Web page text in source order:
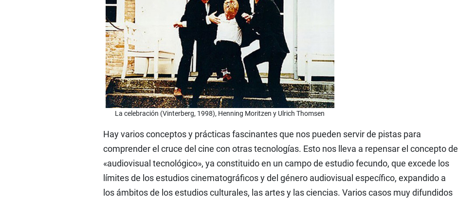
La celebración (Vinterberg, 1998), Henning Moritzen y Ulrich Thomsen
Hay varios conceptos y prácticas fascinantes que nos pueden servir de pistas para
comprender el cruce del cine con otras tecnologías. Esto nos lleva a repensar el concepto de
«audiovisual tecnológico», ya constituido en un campo de estudio fecundo, que excede los
límites de los estudios cinematográficos y del género audiovisual específico, expandido a
los ámbitos de los estudios culturales, las artes y las ciencias. Varios casos muy difundidos